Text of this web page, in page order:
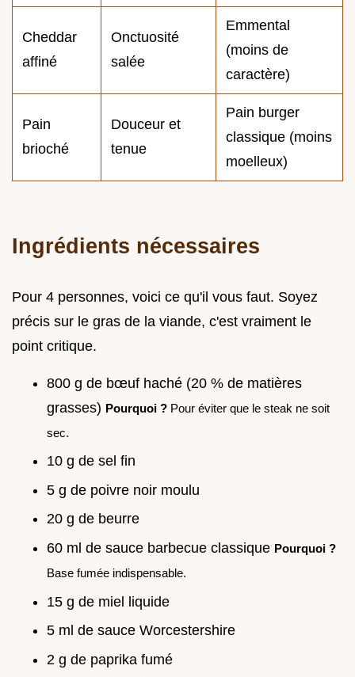
Cheddar
affiné
Onctuosité
salée
Emmental
(moins de
caractère)
Pain
brioché
Douceur et
tenue
Pain burger
classique (moins
moelleux)
Ingrédients nécessaires
Pour 4 personnes, voici ce qu'il vous faut. Soyez
précis sur le gras de la viande, c'est vraiment le
point critique.
800 g de bœuf haché (20 % de matières
grasses) Pourquoi ? Pour éviter que le steak ne soit
sec.
10 g de sel fin
5 g de poivre noir moulu
20 g de beurre
60 ml de sauce barbecue classique Pourquoi ?
Base fumée indispensable.
15 g de miel liquide
5 ml de sauce Worcestershire
2 g de paprika fumé